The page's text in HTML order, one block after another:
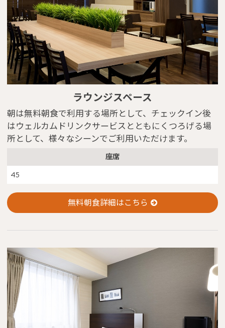
※You will be redirected to Choice Hotel International official
clicking each hotel name.
Rates and the membership program differ from Japanese website.
Global Site
You can see the FAQ as follows.
Close
ラウンジスペース
朝は無料朝食で利用する場所として、チェックイン後
はウェルカムドリンクサービスとともにくつろげる場
所として、様々なシーンでご利用いただけます。
座席
45
無料朝食詳細はこちら